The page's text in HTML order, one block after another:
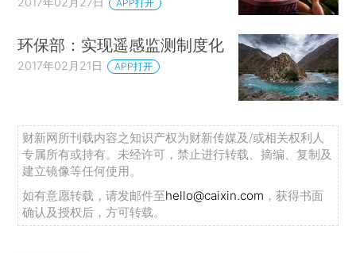
APP打开
环保部：实现遥感监测制度化
2017年02月21日 APP打开
财新网所刊载内容之知识产权为财新传媒及/或相关权利人
专属所有或持有。未经许可，禁止进行转载、摘编、复制及
建立镜像等任何使用。
如有意愿转载，请发邮件至hello@caixin.com ，获得书面
确认及授权后，方可转载。